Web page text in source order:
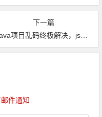
timed out fatal: xxx
下一篇
项目乱码终极解决，js乱码解决
件通知